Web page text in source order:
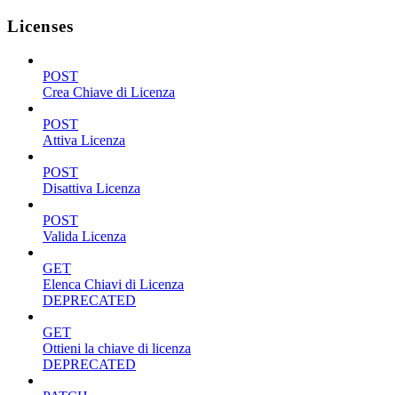
Licenses
POST
Crea Chiave di Licenza
POST
Attiva Licenza
POST
Disattiva Licenza
POST
Valida Licenza
GET
Elenca Chiavi di Licenza
DEPRECATED
GET
Ottieni la chiave di licenza
DEPRECATED